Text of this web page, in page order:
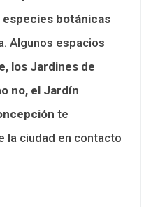
botánicas
Algunos espacios
los Jardines de
no, el Jardín
te
la ciudad en contacto